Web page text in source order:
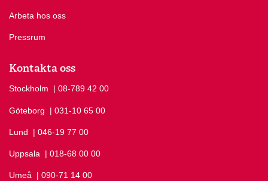
Arbeta hos oss
Pressrum
Kontakta oss
Stockholm Ring Stockholm på
| 08-789 42 00
Göteborg Ring Göteborg på
| 031-10 65 00
Lund Ring Lund på
| 046-19 77 00
Uppsala Ring Uppsala på
| 018-68 00 00
Umeå Ring Umeå på
| 090-71 14 00